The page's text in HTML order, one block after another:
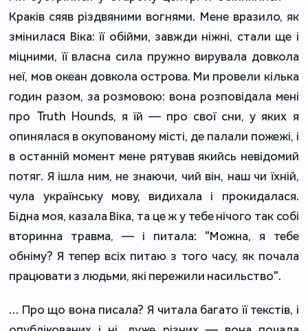
Краків сяяв різдвяними вогнями. Мене вразило, як
змінилася Віка: її обійми, завжди ніжні, стали ще і
міцними, її власна сила пружно вирувала довкола
неї, мов океан довкола острова. Ми провели кілька
годин разом, за розмовою: вона розповідала мені
про Truth Hounds, я їй — про свої сни, у яких я
опинялася в окупованому місті, де палали пожежі, і
в останній момент мене рятував якийсь невідомий
потяг. Я ішла ним, не знаючи, чий він, наш чи їхній,
чула українську мову, видихала і прокидалася.
Бідна моя, казала Віка, та це ж у тебе нічого так собі
вторинна травма, — і питала: "Можна, я тебе
обніму? Я тепер всіх питаю з того часу, як почала
працювати з людьми, які пережили насильство".
… Про що вона писала? Я читала багато її текстів, і